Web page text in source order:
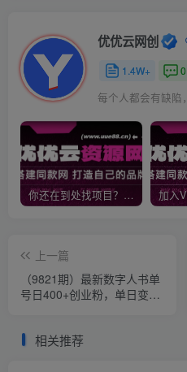
优优云网创
1.4W+ 0
你还在到处找项目？还在当韭菜？我靠网创资源站一个月收入5万+，曾经我也是个失败者。
上一篇
（9821期）最新数字人书单
号日400+创业粉，单日变现
相关推荐